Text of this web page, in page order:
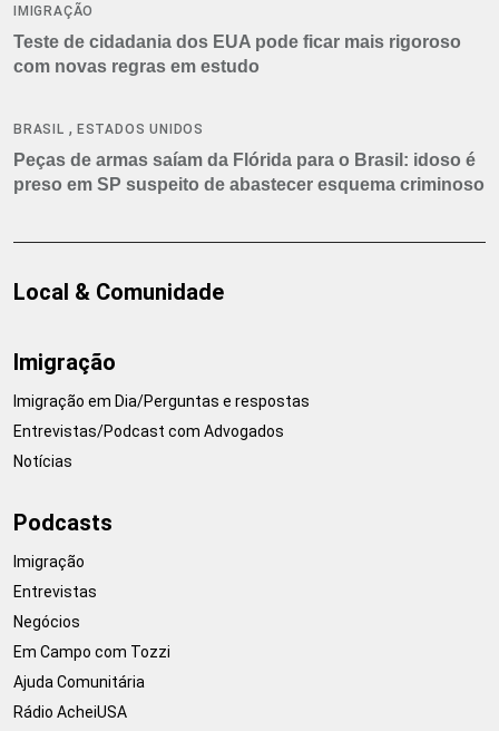
IMIGRAÇÃO
Teste de cidadania dos EUA pode ficar mais rigoroso
com novas regras em estudo
BRASIL , ESTADOS UNIDOS
Peças de armas saíam da Flórida para o Brasil: idoso é
preso em SP suspeito de abastecer esquema criminoso
Local & Comunidade
Imigração
Imigração em Dia/Perguntas e respostas
Entrevistas/Podcast com Advogados
Notícias
Podcasts
Imigração
Entrevistas
Negócios
Em Campo com Tozzi
Ajuda Comunitária
Rádio AcheiUSA